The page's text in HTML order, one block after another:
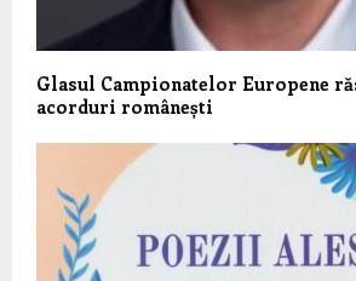
Glasul Campionatelor Europene
acorduri românești